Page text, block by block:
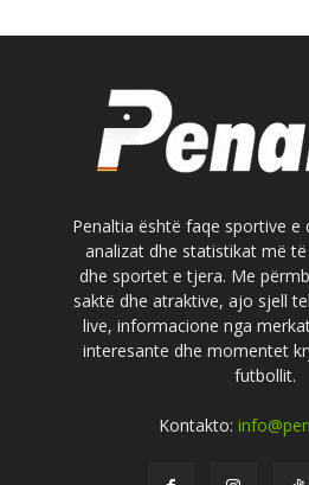
Penaltia është faqe sportive e
analizat dhe statistikat më
dhe sportet e tjera. Me
saktë dhe atraktive, ajo sjell
live, informacione nga
interesante dhe momentet
futbollit.
Kontakto: